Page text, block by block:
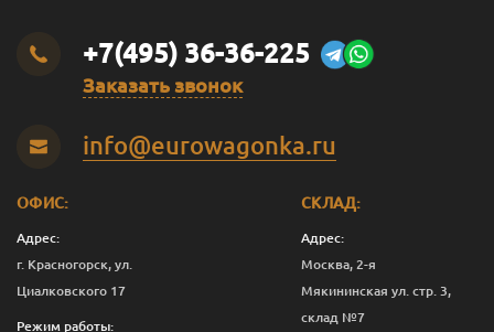
+7(495) 36-36-225
Заказать звонок
info@eurowagonka.ru
ОФИС:
Адрес:
г. Красногорск, ул.
Циалковского 17
Режим работы:
СКЛАД:
Адрес:
Москва, 2-я
Мякининская ул. стр. 3,
склад №7